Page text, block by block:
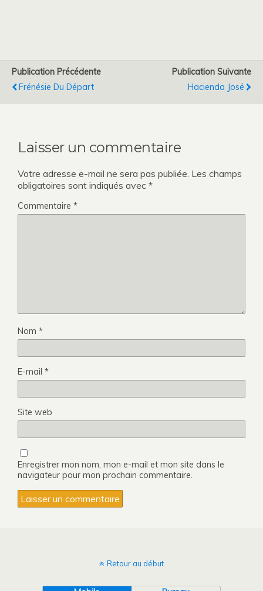
Publication Précédente
Frénésie Du Départ
Publication Suivante
Hacienda José
Laisser un commentaire
Votre adresse e-mail ne sera pas publiée. Les champs
obligatoires sont indiqués avec *
Commentaire *
Nom *
E-mail *
Site web
Enregistrer mon nom, mon e-mail et mon site dans le
navigateur pour mon prochain commentaire.
Retour au début